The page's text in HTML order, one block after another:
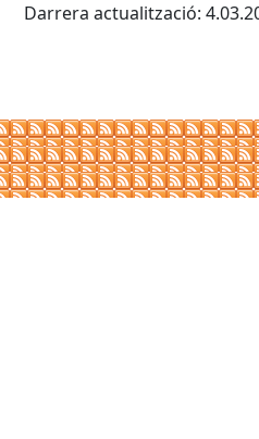
Darrera actualització: